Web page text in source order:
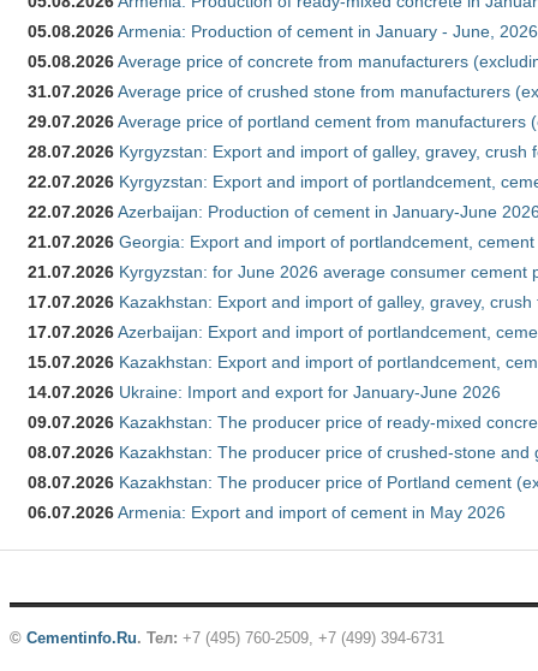
05.08.2026Armenia: Production of cement in January - June, 2026
05.08.2026Average price of concrete from manufacturers
31.07.2026Average price of crushed stone from manufacturers
29.07.2026Average price of portland cement from manufacturers
28.07.2026 Kyrgyzstan: Export and import of galley, gravey,
22.07.2026 Kyrgyzstan: Export and import of portlandcement,
22.07.2026Azerbaijan: Production of cement in January-June
21.07.2026 Georgia: Export and import of portlandcement,
21.07.2026 Kyrgyzstan: for June 2026 average consumer cement
17.07.2026 Kazakhstan: Export and import of galley, gravey,
17.07.2026Azerbaijan: Export and import of portlandcement,
15.07.2026 Kazakhstan: Export and import of portlandcement,
14.07.2026 Ukraine: Import and export for January-June 2026
09.07.2026 Kazakhstan: The producer price of ready-mixed
08.07.2026 Kazakhstan: The producer price of crushed-stone and
08.07.2026 Kazakhstan: The producer price of Portland cement
06.07.2026Armenia: Export and import of cement in May 2026
© Cementinfo.Ru. Тел: +7 (495) 760-2509, +7 (499) 394-6731